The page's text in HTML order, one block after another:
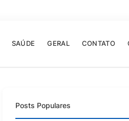
SAÚDE GERAL CONTATO
Posts Populares